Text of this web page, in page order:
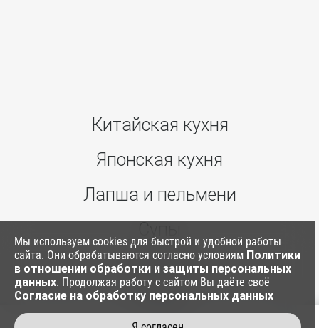
Китайская кухня
Японская кухня
Лапша и пельмени
Ким Паб
Соусы
Мы используем cookies для быстрой и удобной работы
сайта. Они обрабатываются согласно условиям Политики
в отношении обработки и защиты персональных
данных. Продолжая работу с сайтом Вы даёте своё
Согласие на обработку персональных данных